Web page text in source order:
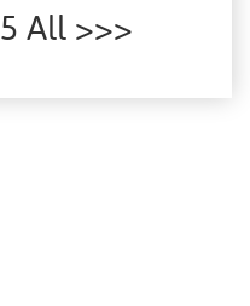
5 All >>>